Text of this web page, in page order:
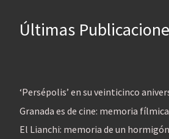
Últimas
‘Persépolis’ en su veinticinco
Granada es de cine: memoria
El Lianchi: memoria de un